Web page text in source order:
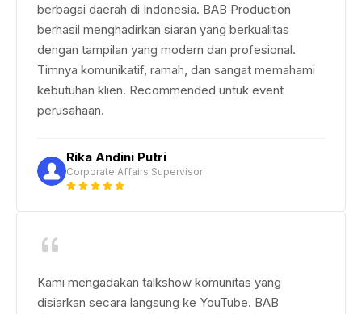
berbagai daerah di Indonesia. BAB Production
berhasil menghadirkan siaran yang berkualitas
dengan tampilan yang modern dan profesional.
Timnya komunikatif, ramah, dan sangat memahami
kebutuhan klien. Recommended untuk event
perusahaan.
Rika Andini Putri
Corporate Affairs Supervisor
Kami mengadakan talkshow komunitas yang
disiarkan secara langsung ke YouTube. BAB